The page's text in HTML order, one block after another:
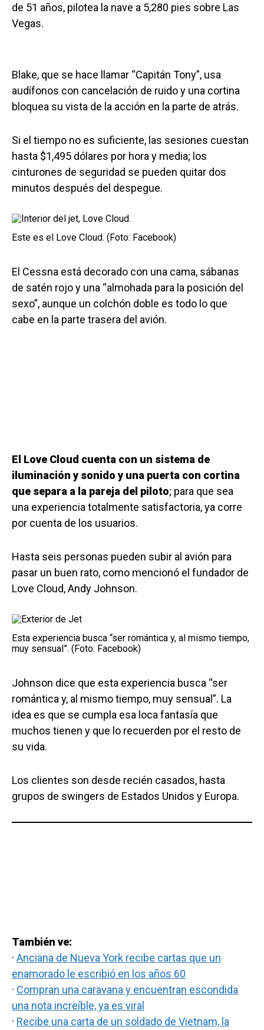
de 51 años, pilotea la nave a 5,280 pies sobre Las
Vegas.
Blake, que se hace llamar “Capitán Tony”, usa
audífonos con cancelación de ruido y una cortina
bloquea su vista de la acción en la parte de atrás.
Si el tiempo no es suficiente, las sesiones cuestan
hasta $1,495 dólares por hora y media; los
cinturones de seguridad se pueden quitar dos
minutos después del despegue.
Este es el Love Cloud. (Foto: Facebook)
El Cessna está decorado con una cama, sábanas
de satén rojo y una “almohada para la posición del
sexo”, aunque un colchón doble es todo lo que
cabe en la parte trasera del avión.
El Love Cloud cuenta con un sistema de
iluminación y sonido y una puerta con cortina
que separa a la pareja del piloto; para que sea
una experiencia totalmente satisfactoria, ya corre
por cuenta de los usuarios.
Hasta seis personas pueden subir al avión para
pasar un buen rato, como mencionó el fundador de
Love Cloud, Andy Johnson.
Esta experiencia busca “ser romántica y, al mismo tiempo,
muy sensual”. (Foto: Facebook)
Johnson dice que esta experiencia busca “ser
romántica y, al mismo tiempo, muy sensual”. La
idea es que se cumpla esa loca fantasía que
muchos tienen y que lo recuerden por el resto de
su vida.
Los clientes son desde recién casados, hasta
grupos de swingers de Estados Unidos y Europa.
También ve:
· Anciana de Nueva York recibe cartas que un
enamorado le escribió en los años 60
· Compran una caravana y encuentran escondida
una nota increíble, ya es viral
· Recibe una carta de un soldado de Vietnam, la